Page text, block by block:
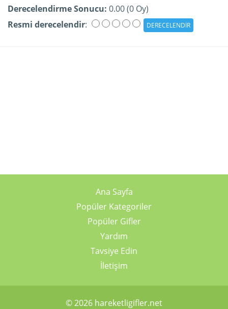
Derecelendirme Sonucu: 0.00 (0 Oy)
Resmi derecelendir:
Ana Sayfa
Popüler Kategoriler
Popüler Gifler
Yardım
Tavsiye Edin
İletişim
© 2026 hareketligifler.net